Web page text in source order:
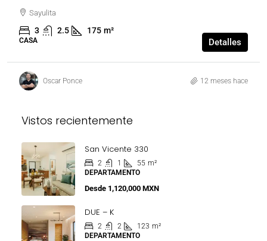
Sayulita
3 2.5 175 m²
CASA Detalles
Oscar Ponce 12 meses hace
Vistos recientemente
San Vicente 330
2 1 55 m²
DEPARTAMENTO
Desde 1,120,000 MXN
DUE – K
2 2 123 m²
DEPARTAMENTO